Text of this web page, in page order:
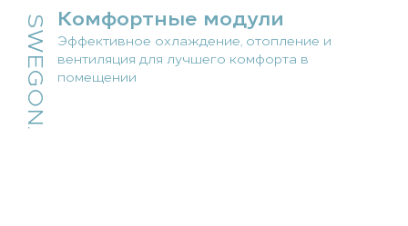
SWEGON. Комфортные модули
Эффективное охлаждение, отопление и
вентиляция для лучшего комфорта в
помещении